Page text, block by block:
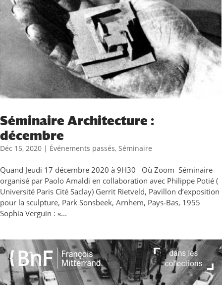
Séminaire Architecture :
décembre
Déc 15, 2020 | Événements passés, Séminaire
Quand Jeudi 17 décembre 2020 à 9H30 Où Zoom Séminaire
organisé par Paolo Amaldi en collaboration avec Philippe Potié (
Université Paris Cité Saclay) Gerrit Rietveld, Pavillon d’exposition
pour la sculpture, Park Sonsbeek, Arnhem, Pays-Bas, 1955
Sophia Verguin : «...